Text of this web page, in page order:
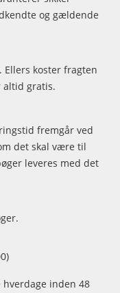
og gældende
Ellers koster fragten
altid gratis.
fremgår ved
det skal være til
leveres med det
hverdage inden 48